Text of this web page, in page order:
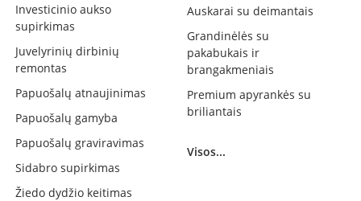
Investicinio aukso
supirkimas
Juvelyrinių dirbinių
remontas
Papuošalų atnaujinimas
Papuošalų gamyba
Papuošalų graviravimas
Sidabro supirkimas
Žiedo dydžio keitimas
Auskarai su deimantais
Grandinėlės su
pakabukais ir
brangakmeniais
Premium apyrankės su
briliantais
Visos...